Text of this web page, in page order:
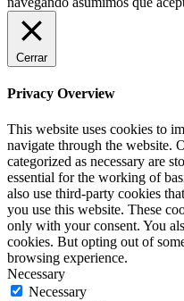
Cerrar
Privacy Overview
This website uses cookies to
navigate through the website.
categorized as necessary are
essential for the working of
also use third-party cookies
you use this website. These
only with your consent. You
cookies. But opting out of
browsing experience.
Necessary
Necessary